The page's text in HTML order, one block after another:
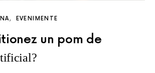
EVENIMENTE
un pom de